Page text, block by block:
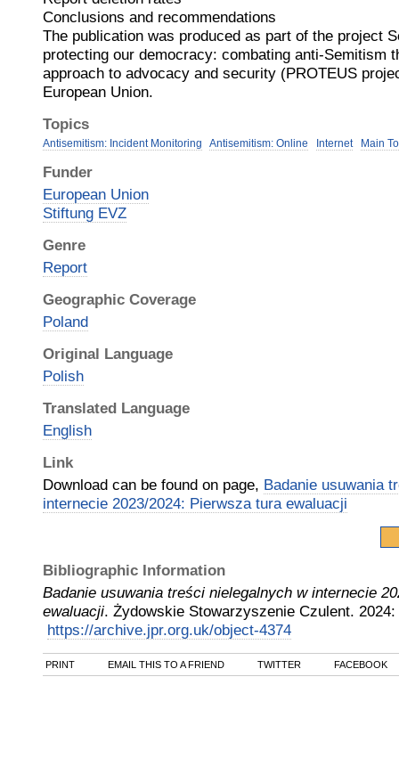
Conclusions and recommendations
The publication was produced as part of the project
protecting our democracy: combating anti-Semitism
approach to advocacy and security (PROTEUS
European Union.
Topics
Antisemitism: Incident Monitoring Antisemitism: Online Internet Main
Funder
European Union
Stiftung EVZ
Genre
Report
Geographic Coverage
Poland
Original Language
Polish
Translated Language
English
Link
Download can be found on page, Badanie usuwania
internecie 2023/2024: Pierwsza tura ewaluacji
Bibliographic Information
Badanie usuwania treści nielegalnych w internecie
ewaluacji. Żydowskie Stowarzyszenie Czulent. 2024:
https://archive.jpr.org.uk/object-4374
PRINT EMAIL THIS TO A FRIEND TWITTER FACEBOOK